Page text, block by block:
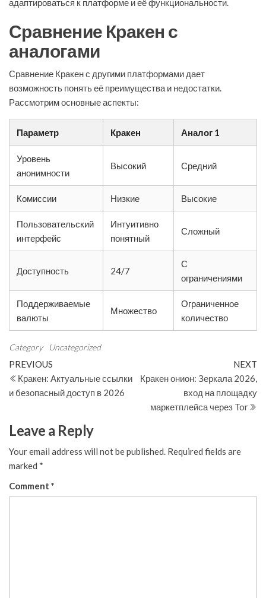
адаптироваться к платформе и её функциональности.
Сравнение Кракен с
аналогами
Сравнение Кракен с другими платформами дает
возможность понять её преимущества и недостатки.
Рассмотрим основные аспекты:
Параметр Кракен Аналог 1
Уровень
анонимности
Высокий Средний
Комиссии Низкие Высокие
Пользовательский
интерфейс
Интуитивно
понятный
Сложный
Доступность 24/7
С
ограничениями
Поддерживаемые
валюты
Множество
Ограниченное
количество
Category Uncategorized
Post
navigation
Previous
Post
PREVIOUS
Кракен: Актуальные ссылки
и безопасный доступ в 2026
NEXT
Кракен онион: Зеркала 2026,
вход на площадку
маркетплейса через Tor
Leave a Reply
Your email address will not be published. Required fields are
marked *
Comment *